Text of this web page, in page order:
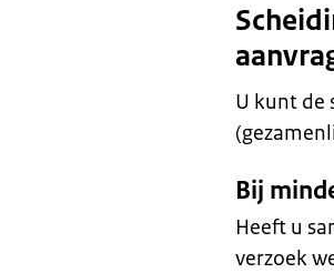
U kunt de
Bij
Heeft u
verzoek